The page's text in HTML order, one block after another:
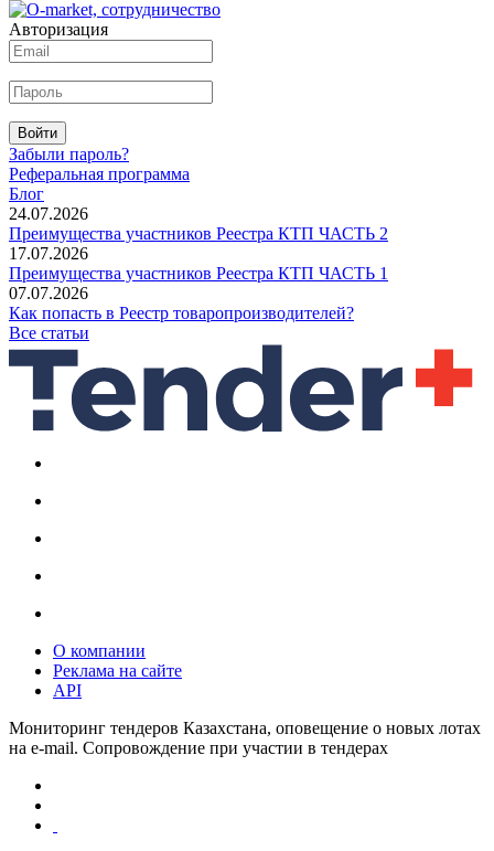
Авторизация
Войти
Забыли пароль?
Реферальная программа
Блог
24.07.2026
Преимущества участников Реестра КТП ЧАСТЬ 2
17.07.2026
Преимущества участников Реестра КТП ЧАСТЬ 1
07.07.2026
Как попасть в Реестр товаропроизводителей?
Все статьи
О компании
Реклама на сайте
API
Мониторинг тендеров Казахстана, оповещение о новых лотах
на e-mail. Сопровождение при участии в тендерах